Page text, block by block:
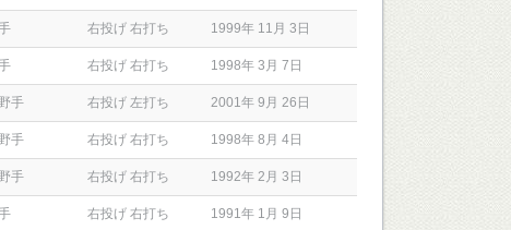
右投げ 右打ち 1999年 11月 3日
右投げ 右打ち 1998年 3月 7日
手 右投げ 左打ち 2001年 9月 26日
手 右投げ 右打ち 1998年 8月 4日
手 右投げ 右打ち 1992年 2月 3日
右投げ 右打ち 1991年 1月 9日